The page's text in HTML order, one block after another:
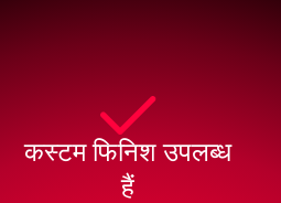
कस्टम फिनिश उपलब्ध
हैं